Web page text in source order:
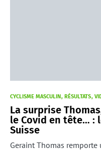
CYCLISME MASCULIN RÉSULTATS
La surprise
le Covid en tête… :
Suisse
Geraint Thomas